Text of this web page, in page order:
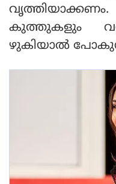
കുത്തുകളും
ഴുകിയാൽ